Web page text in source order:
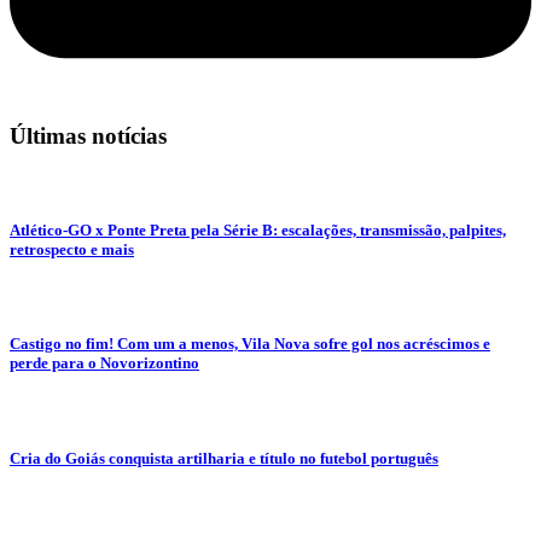
Últimas notícias
Atlético-GO x Ponte Preta pela Série B: escalações, transmissão, palpites,
retrospecto e mais
Castigo no fim! Com um a menos, Vila Nova sofre gol nos acréscimos e
perde para o Novorizontino
Cria do Goiás conquista artilharia e título no futebol português